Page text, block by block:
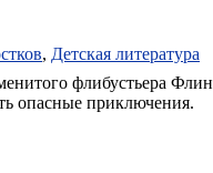
, Детская литература
флибустьера
опасные приключения.